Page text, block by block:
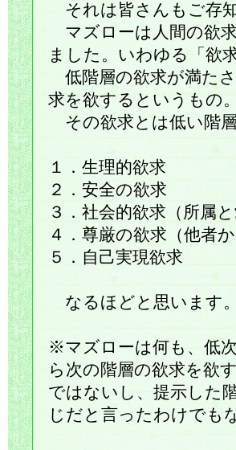
それは皆さんもご存
マズローは人間の欲
ました。いわゆる「欲
低階層の欲求が満た
求を欲するというもの
その欲求とは低い階
１．生理的欲求
２．安全の欲求
３．社会的欲求（所属
４．尊厳の欲求（他者
５．自己実現欲求
なるほどと思います
※マズローは何も、低
ら次の階層の欲求を欲
ではないし、提示した
じだと言ったわけでも